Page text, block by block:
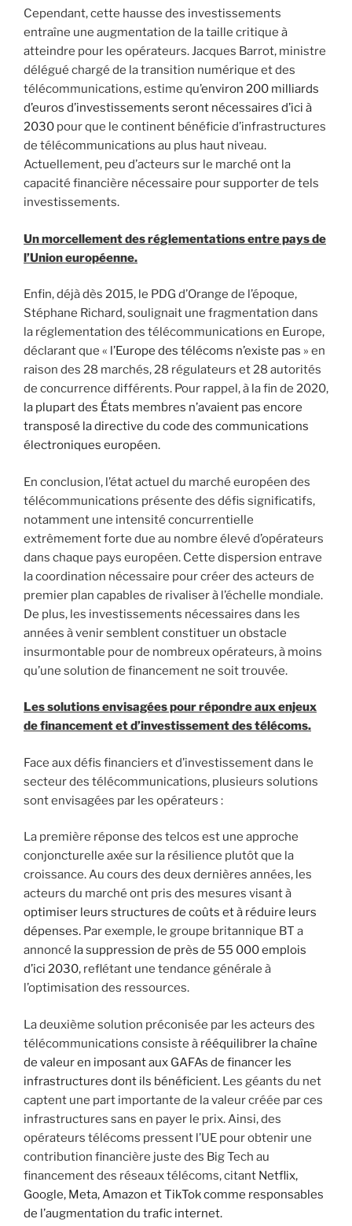
Cependant, cette hausse des investissements
entraîne une augmentation de la taille critique à
atteindre pour les opérateurs. Jacques Barrot, ministre
délégué chargé de la transition numérique et des
télécommunications, estime qu’environ 200 milliards
d’euros d’investissements seront nécessaires d’ici à
2030 pour que le continent bénéficie d’infrastructures
de télécommunications au plus haut niveau.
Actuellement, peu d’acteurs sur le marché ont la
capacité financière nécessaire pour supporter de tels
investissements.
Un morcellement des réglementations entre pays de
l’Union européenne.
Enfin, déjà dès 2015, le PDG d’Orange de l’époque,
Stéphane Richard, soulignait une fragmentation dans
la réglementation des télécommunications en Europe,
déclarant que « l’Europe des télécoms n’existe pas » en
raison des 28 marchés, 28 régulateurs et 28 autorités
de concurrence différents. Pour rappel, à la fin de 2020,
la plupart des États membres n’avaient pas encore
transposé la directive du code des communications
électroniques européen.
En conclusion, l’état actuel du marché européen des
télécommunications présente des défis significatifs,
notamment une intensité concurrentielle
extrêmement forte due au nombre élevé d’opérateurs
dans chaque pays européen. Cette dispersion entrave
la coordination nécessaire pour créer des acteurs de
premier plan capables de rivaliser à l’échelle mondiale.
De plus, les investissements nécessaires dans les
années à venir semblent constituer un obstacle
insurmontable pour de nombreux opérateurs, à moins
qu’une solution de financement ne soit trouvée.
Les solutions envisagées pour répondre aux enjeux
de financement et d’investissement des télécoms.
Face aux défis financiers et d’investissement dans le
secteur des télécommunications, plusieurs solutions
sont envisagées par les opérateurs :
La première réponse des telcos est une approche
conjoncturelle axée sur la résilience plutôt que la
croissance. Au cours des deux dernières années, les
acteurs du marché ont pris des mesures visant à
optimiser leurs structures de coûts et à réduire leurs
dépenses. Par exemple, le groupe britannique BT a
annoncé la suppression de près de 55 000 emplois
d’ici 2030, reflétant une tendance générale à
l’optimisation des ressources.
La deuxième solution préconisée par les acteurs des
télécommunications consiste à rééquilibrer la chaîne
de valeur en imposant aux GAFAs de financer les
infrastructures dont ils bénéficient. Les géants du net
captent une part importante de la valeur créée par ces
infrastructures sans en payer le prix. Ainsi, des
opérateurs télécoms pressent l’UE pour obtenir une
contribution financière juste des Big Tech au
financement des réseaux télécoms, citant Netflix,
Google, Meta, Amazon et TikTok comme responsables
de l’augmentation du trafic internet.